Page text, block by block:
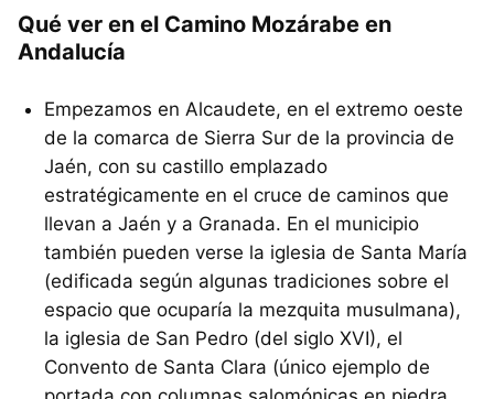
Qué ver en el Camino Mozárabe en
Andalucía
Empezamos en Alcaudete, en el extremo oeste
de la comarca de Sierra Sur de la provincia de
Jaén, con su castillo emplazado
estratégicamente en el cruce de caminos que
llevan a Jaén y a Granada. En el municipio
también pueden verse la iglesia de Santa María
(edificada según algunas tradiciones sobre el
espacio que ocuparía la mezquita musulmana),
la iglesia de San Pedro (del siglo XVI), el
Convento de Santa Clara (único ejemplo de